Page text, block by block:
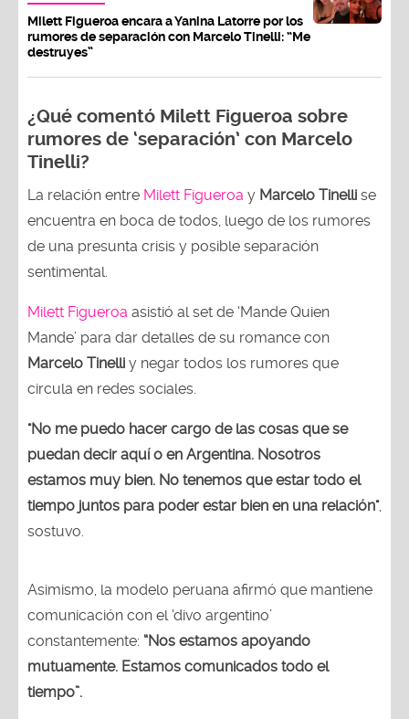
Milett Figueroa encara a Yanina Latorre por los
rumores de separación con Marcelo Tinelli: “Me
destruyes”
¿Qué comentó Milett Figueroa sobre
rumores de ‘separación’ con Marcelo
Tinelli?
La relación entre Milett Figueroa y Marcelo Tinelli se
encuentra en boca de todos, luego de los rumores
de una presunta crisis y posible separación
sentimental.
Milett Figueroa asistió al set de ‘Mande Quien
Mande’ para dar detalles de su romance con
Marcelo Tinelli y negar todos los rumores que
circula en redes sociales.
"No me puedo hacer cargo de las cosas que se
puedan decir aquí o en Argentina. Nosotros
estamos muy bien. No tenemos que estar todo el
tiempo juntos para poder estar bien en una relación",
sostuvo.
Asimismo, la modelo peruana afirmó que mantiene
comunicación con el ‘divo argentino’
constantemente: “Nos estamos apoyando
mutuamente. Estamos comunicados todo el
tiempo”.